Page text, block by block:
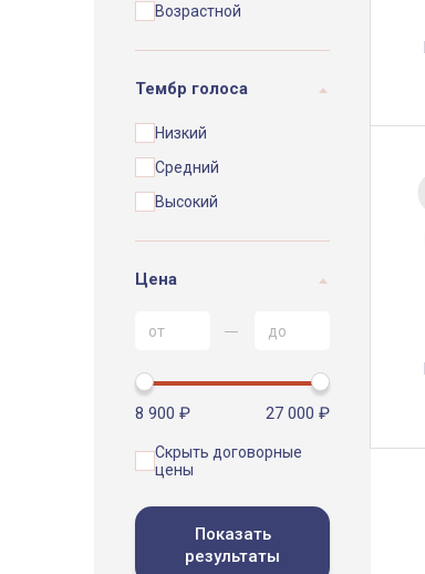
Возрастной
Тембр голоса
Низкий
Средний
Высокий
Цена
8 900 ₽ 27 000 ₽
Скрыть договорные
цены
Показать
результаты